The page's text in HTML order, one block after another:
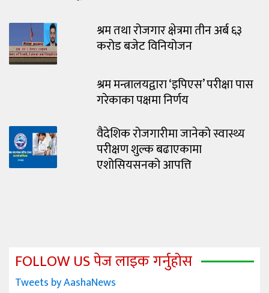
श्रम तथा रोजगार क्षेत्रमा तीन अर्ब ६३
करोड बजेट विनियोजन
श्रम मन्त्रालयद्वारा ‘इपिएस’ परीक्षा पास
गरेकाका पक्षमा निर्णय
वैदेशिक रोजगारीमा जानेको स्वास्थ्य
परीक्षण शुल्क बढाएकामा
एशोसियसनको आपत्ति
FOLLOW US पेज लाइक गर्नुहोस
Tweets by AashaNews